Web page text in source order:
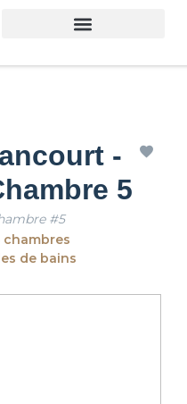
-
5
#5
chambres
de bains